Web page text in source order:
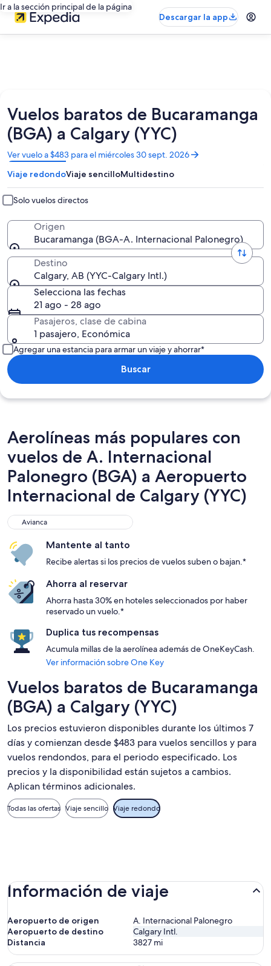
Ir a la sección principal de la página
Descargar la app
Vuelos baratos de Bucaramanga
(BGA) a Calgary (YYC)
Ver vuelo a $483 para el miércoles 30 sept. 2026
Se
abrirá
en
una
nueva
ventana
Viaje redondoViaje sencilloMultidestino
Solo vuelos directos
Origen
Bucaramanga (BGA-A. Internacional Palonegro)
Destino
Calgary, AB (YYC-Calgary Intl.)
Selecciona las fechas
21 ago - 28 ago
Pasajeros, clase de cabina
1 pasajero, Económica
Agregar una estancia para armar un viaje y ahorrar*
Buscar
Aerolíneas más populares con
vuelos de A. Internacional
Palonegro (BGA) a Aeropuerto
Internacional de Calgary (YYC)
Avianca
Avianca
Mantente al tanto
Recibe alertas si los precios de vuelos suben o bajan.*
Ahorra al reservar
Ahorra hasta 30% en hoteles seleccionados por haber
reservado un vuelo.*
Duplica tus recompensas
Acumula millas de la aerolínea además de OneKeyCash.
Ver información sobre One Key
Vuelos baratos de Bucaramanga
(BGA) a Calgary (YYC)
Los precios estuvieron disponibles durante los últimos 7
días y comienzan desde $483 para vuelos sencillos y para
vuelos rendondos, para el periodo especificado. Los
precios y la disponibilidad están sujetos a cambios.
Aplican términos adicionales.
Todas las ofertas Viaje sencillo Viaje redondo
Información de viaje
Aeropuerto de origen
A. Internacional Palonegro
Aeropuerto de destino
Calgary Intl.
Distancia
3827 mi